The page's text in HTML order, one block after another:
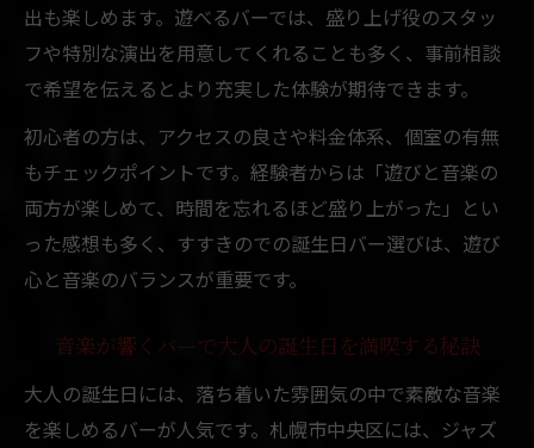
出も楽しめます。遊べるバーでは、盛り上げ役のスタッ
フや特別な演出を用意してくれることも多く、事前相談
で希望を伝えるとより充実した体験が期待できます。
初心者の方は、アクセスの良さや料金体系、個室の有無
もチェックポイントです。経験者からは「遊びと音楽の
両方が楽しめて、時間を忘れるほど盛り上がった」とい
った感想も多く、すすきのでの誕生日バー選びは、遊び
心と音楽のバランスが重要です。
音楽が響くバーで大人の誕生日を満喫する秘訣
大人の誕生日には、落ち着いた雰囲気の中で素敵な音楽
を楽しめるバーが人気です。札幌市中央区には、ジャズ